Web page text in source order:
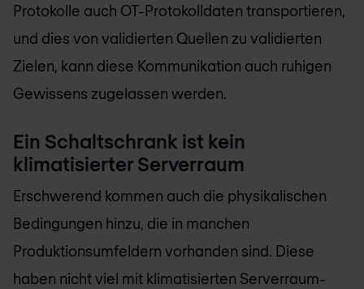
Protokolle auch OT-Protokolldaten transportieren,
und dies von validierten Quellen zu validierten
Zielen, kann diese Kommunikation auch ruhigen
Gewissens zugelassen werden.
Ein Schaltschrank ist kein
klimatisierter Serverraum
Erschwerend kommen auch die physikalischen
Bedingungen hinzu, die in manchen
Produktionsumfeldern vorhanden sind. Diese
haben nicht viel mit klimatisierten Serverraum-